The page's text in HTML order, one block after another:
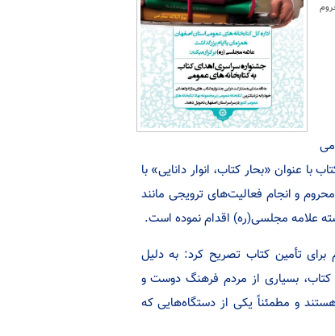
عنوان «بحار کتاب، انوار دانایی» با
و انجام فعالیت‌های ترویجی مانند
علامه مجلسی(ره) اقدام نموده است.
تأمین کتاب تصریح کرد: به دلیل
بسیاری از مردم فرهنگ دوست و
و مطمئناً یکی از دستگاه‌هایی که